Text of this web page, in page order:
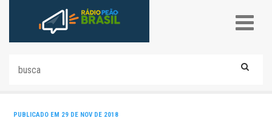
PUBLICADO EM 29 DE NOV DE 2018